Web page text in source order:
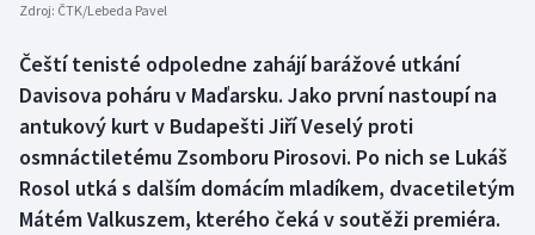
Box
Curling
Dostihy
Zdroj: ČTK/Lebeda Pavel
Čeští tenisté odpoledne zahájí barážové utkání
Davisova poháru v Maďarsku. Jako první nastoupí na
antukový kurt v Budapešti Jiří Veselý proti
osmnáctiletému Zsomboru Pirosovi. Po nich se Lukáš
Rosol utká s dalším domácím mladíkem, dvacetiletým
Mátém Valkuszem, kterého čeká v soutěži premiéra.